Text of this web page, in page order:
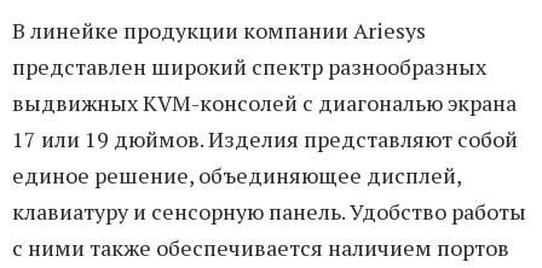
В линейке продукции компании Ariesys
представлен широкий спектр разнообразных
выдвижных KVM-консолей с диагональю экрана
17 или 19 дюймов. Изделия представляют собой
единое решение, объединяющее дисплей,
клавиатуру и сенсорную панель. Удобство работы
с ними также обеспечивается наличием портов